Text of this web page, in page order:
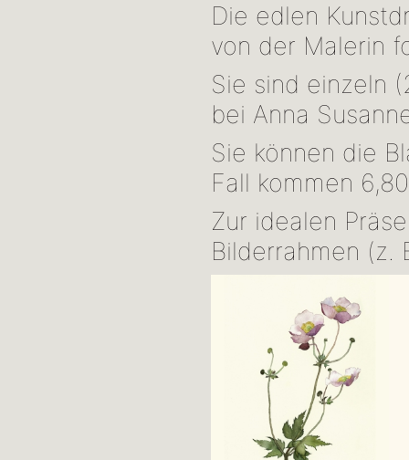
Die edlen
von der Malerin
Sie sind einzeln
bei Anna
Sie können die
Fall kommen
Zur idealen
Bilderrahmen